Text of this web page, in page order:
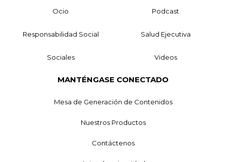
Ocio Podcast
Responsabilidad Social Salud Ejecutiva
Sociales Videos
MANTÉNGASE CONECTADO
Mesa de Generación de Contenidos
Nuestros Productos
Contáctenos